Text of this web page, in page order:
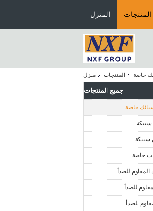
المنزل المنتجات
منزل المنتجات خاصة
جميع المنتجات
خاصة
سبيكة
سبيكة
خاصة
المقاوم للصدأ
للصدأ
للصدأ